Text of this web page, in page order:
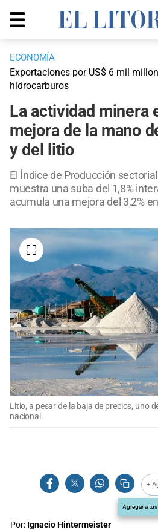
ECONOMÍA
Exportaciones por US$ 6 mil
hidrocarburos
La actividad minera
mejora de la mano
y del litio
El Índice de Producción
muestra una suba del 1,8%
acumula una mejora del 3,2%
Litio, a pesar de la baja de precios, uno
nacional.
+
Agregar a
Por: Ignacio Hintermeister